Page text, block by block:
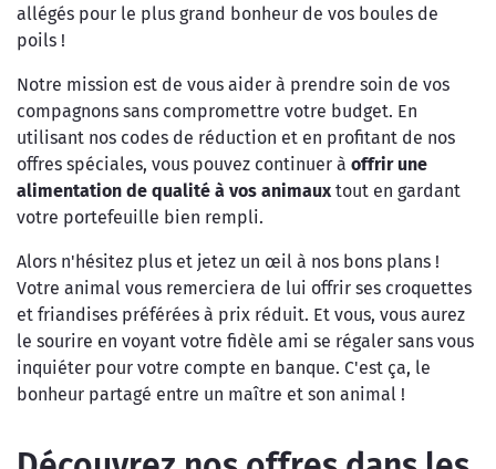
allégés pour le plus grand bonheur de vos boules de
poils !
Notre mission est de vous aider à prendre soin de vos
compagnons sans compromettre votre budget. En
utilisant nos codes de réduction et en profitant de nos
offres spéciales, vous pouvez continuer à offrir une
alimentation de qualité à vos animauxtout en gardant
votre portefeuille bien rempli.
Alors n'hésitez plus et jetez un œil à nos bons plans !
Votre animal vous remerciera de lui offrir ses croquettes
et friandises préférées à prix réduit. Et vous, vous aurez
le sourire en voyant votre fidèle ami se régaler sans vous
inquiéter pour votre compte en banque. C'est ça, le
bonheur partagé entre un maître et son animal !